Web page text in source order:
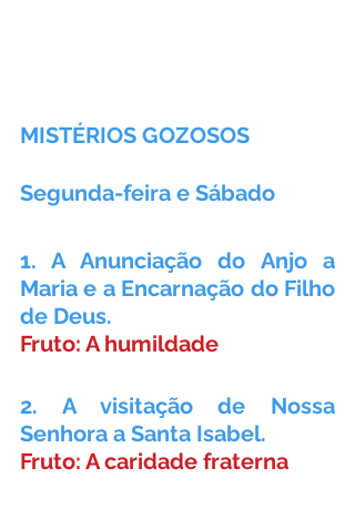
MISTÉRIOS GOZOSOS
Segunda-feira e Sábado
1. A Anunciação do Anjo a
Maria e a Encarnação do Filho
de Deus.
Fruto: A humildade
2. A visitação de Nossa
Senhora a Santa Isabel.
Fruto: A caridade fraterna